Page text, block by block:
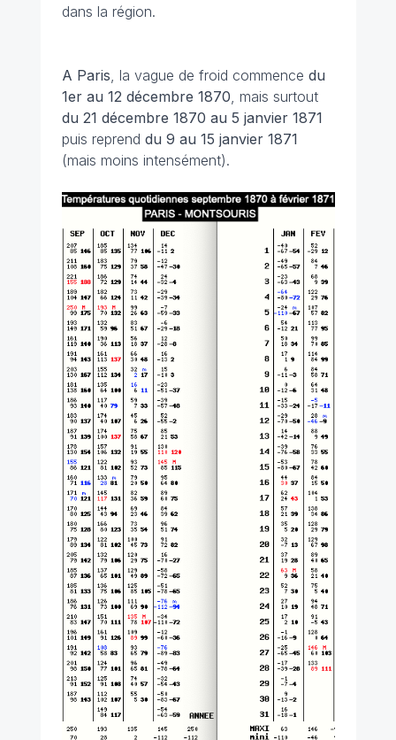
dans la région.
A Paris , la vague de froid commence du
1er au 12 décembre 1870 , mais surtout
du 21 décembre 1870 au 5 janvier 1871
puis reprend du 9 au 15 janvier 1871
(mais moins intensément).